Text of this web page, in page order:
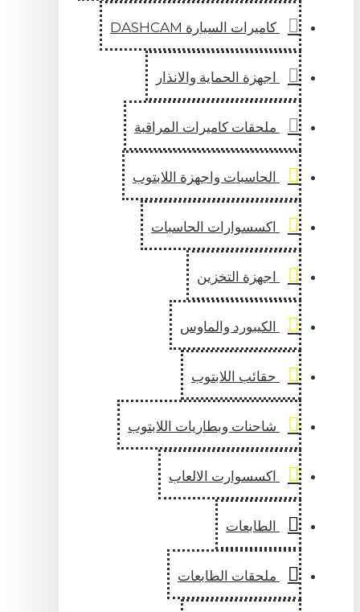
كاميرات السيارة DASHCAM
اجهزة الحماية والانذار
ملحقات كاميرات المراقبة
الحاسبات واجهزة اللابتوب
اكسسوارات الحاسبات
اجهزة التخزين
الكيبورد والماوس
حقائب اللابتوب
شاحنات وبطاريات اللابتوب
اكسسوارت الالعاب
الطابعات
ملحقات الطابعات